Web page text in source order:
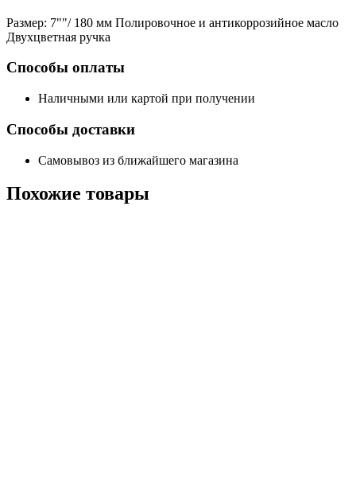
Размер: 7""/ 180 мм Полировочное и антикоррозийное масло
Двухцветная ручка
Способы оплаты
Наличными или картой при получении
Способы доставки
Самовывоз из ближайшего магазина
Похожие товары